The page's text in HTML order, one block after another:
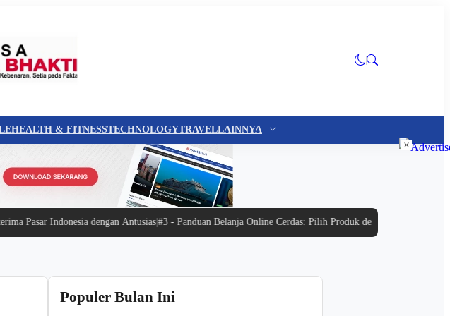
HEALTH & FITNESSTECHNOLOGYTRAVELLAINNYA
Indonesia dengan Antusias|#3 -Panduan Belanja Online Cerdas: Pilih Produk dengan Bijak dan Hindari
Populer Bulan Ini
×